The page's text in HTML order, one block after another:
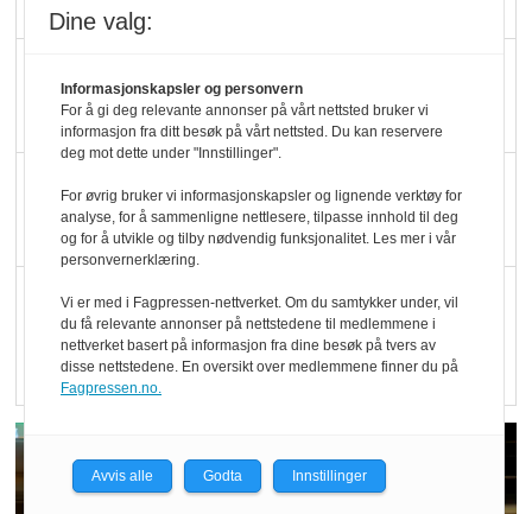
økologisk i butikkhylla
Kolonihagen sliter
med å få tak i nok melk
Rapport: Økokundene
er klare! Er markedet
det?
Dine valg:
Informasjonskapsler og personvern
For å gi deg relevante annonser på vårt nettsted bruker vi
informasjon fra ditt besøk på vårt nettsted. Du kan reservere
deg mot dette under "Innstillinger".
For øvrig bruker vi informasjonskapsler og lignende verktøy for
analyse, for å sammenligne nettlesere, tilpasse innhold til deg
og for å utvikle og tilby nødvendig funksjonalitet. Les mer i vår
personvernerklæring.
Vi er med i Fagpressen-nettverket. Om du samtykker under, vil
du få relevante annonser på nettstedene til medlemmene i
nettverket basert på informasjon fra dine besøk på tvers av
disse nettstedene. En oversikt over medlemmene finner du på
Fagpressen.no.
Avvis alle Godta Innstillinger